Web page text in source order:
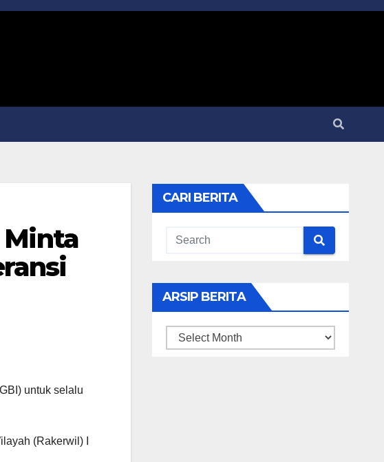
Minta
untuk selalu
(Rakerwil) I
CARI BERITA
ARSIP BERITA
ARSIP